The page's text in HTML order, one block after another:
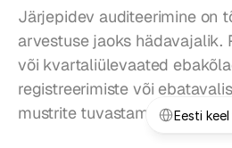
Järjepidev auditeerimine on
arvestuse jaoks hädavajalik.
või kvartaliülevaated
registreerimiste või
mustrite tuvastamiseks.Eesti keel